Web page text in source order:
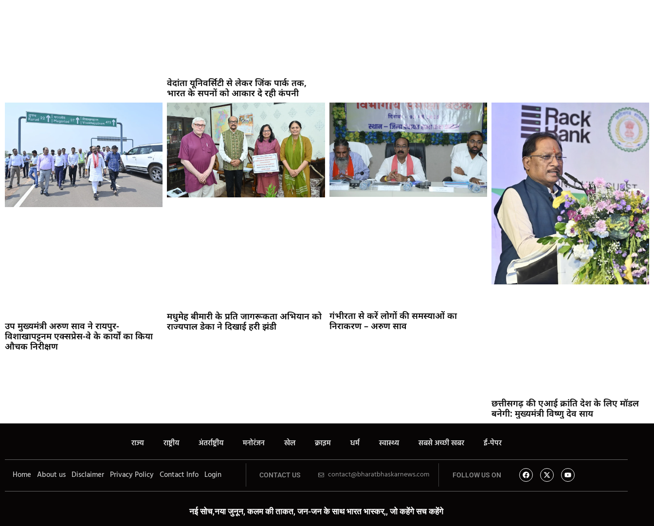
वेदांता यूनिवर्सिटी से लेकर जिंक पार्क तक,
भारत के सपनों को आकार दे रही कंपनी
उप मुख्यमंत्री अरुण साव ने रायपुर-
विशाखापट्टनम एक्सप्रेस-वे के कार्यों का किया
औचक निरीक्षण
मधुमेह बीमारी के प्रति जागरूकता अभियान को
राज्यपाल डेका ने दिखाई हरी झंडी
गंभीरता से करें लोगों की समस्याओं का
निराकरण – अरुण साव
छत्तीसगढ़ की एआई क्रांति देश के लिए मॉडल
बनेगी: मुख्यमंत्री विष्णु देव साय
राज्य राष्ट्रीय अंतर्राष्ट्रीय मनोरंजन खेल क्राइम धर्म स्वास्थ्य सबसे अच्छी खबर ई-पेपर
Home About us Disclaimer Privacy Policy Contact Info Login CONTACT US contact@bharatbhaskarnews.com FOLLOW US ON
नई सोच,नया जुनून, कलम की ताकत, जन-जन के साथ भारत भास्कर,, जो कहेंगे सच कहेंगे